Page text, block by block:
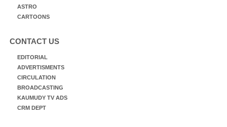
ASTRO
CARTOONS
CONTACT US
EDITORIAL
ADVERTISMENTS
CIRCULATION
BROADCASTING
KAUMUDY TV ADS
CRM DEPT